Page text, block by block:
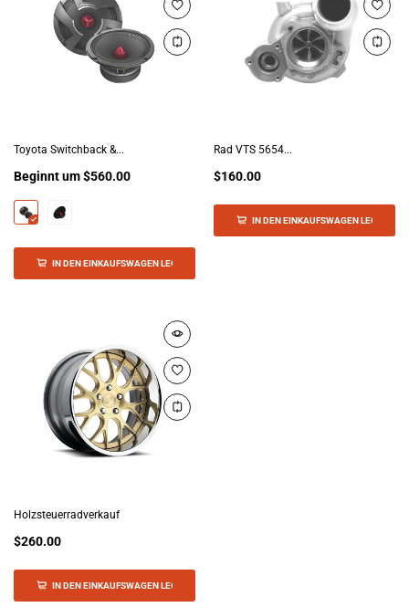
Toyota Switchback &...
Beginnt um$560.00
IN DEN EINKAUFSWAGEN LEGEN
Rad VTS 5654...
$160.00
IN DEN EINKAUFSWAGEN LEGEN
Holzsteuerradverkauf
$260.00
IN DEN EINKAUFSWAGEN LEGEN